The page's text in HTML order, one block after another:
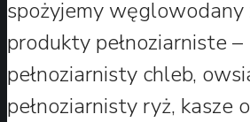
spożyjemy węglowodany
produkty pełnoziarniste –
pełnoziarnisty chleb,
pełnoziarnisty ryż, kasze